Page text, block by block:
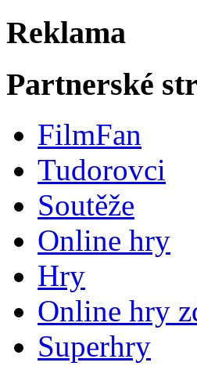
Reklama
Partnerské
FilmFan
Tudorovci
Soutěže
Online hry
Hry
Online hry
Superhry